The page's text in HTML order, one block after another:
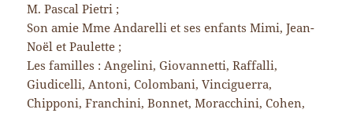
M. Pascal Pietri ;
Son amie Mme Andarelli et ses enfants Mimi, Jean-
Noël et Paulette ;
Les familles : Angelini, Giovannetti, Raffalli,
Giudicelli, Antoni, Colombani, Vinciguerra,
Chipponi, Franchini, Bonnet, Moracchini, Cohen,